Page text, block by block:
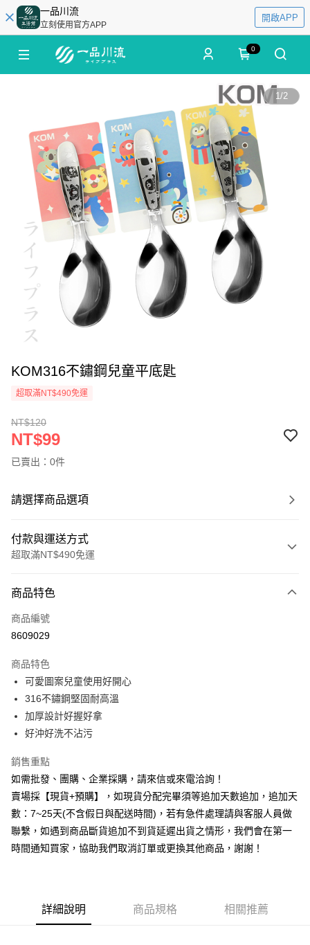
一品川流
立刻使用官方APP
開啟APP
0
1/2
KOM316不鏽鋼兒童平底匙
超取滿NT$490免運
NT$120
NT$99
已賣出：0件
請選擇商品選項
付款與運送方式
超取滿NT$490免運
信用卡一次付款
信用卡分期付款
合作金庫商業銀行
華南商業銀行
上海商業儲蓄銀行
國泰世華商業銀行
臺灣中小企業銀行
聯邦商業銀行
元大商業銀行
永豐商業銀行
台新國際商業銀行
中國信託商業銀行
台灣樂天信用卡公司
6 期 0 利率 每期
華南商業銀行
上海商業儲蓄銀行
國泰世華商業銀行
匯豐（台灣）商業銀行
聯邦商業銀行
遠東國際商業銀行
元大商業銀行
永豐商業銀行
玉山商業銀行
星展（台灣）商業銀行
台新國際商業銀行
台灣樂天信用卡公司
12 期 0 利率 每期 NT$8
合作金庫商業銀行
上海商業儲蓄銀行
國泰世華商業銀行
臺灣中小企業銀行
匯豐（台灣）商業銀行
華泰商業銀行
聯邦商業銀行
遠東國際商業銀行
元大商業銀行
永豐商業銀行
玉山商業銀行
星展（台灣）商業銀行
台新國際商業銀行
中國信託商業銀行
超商取貨付款
LINE Pay
Apple Pay
街口支付
悠遊付
全盈+PAY
【關於「AFTEE先享後付」】
AFTEE先享後付是「在收到商品之後才付款」的支付方式。 讓您購物簡單
便利好安心！
ATM付款
商品特色
商品編號
8609029
商品特色
可愛圖案兒童使用好開心
316不鏽鋼堅固耐高溫
加厚設計好握好拿
好沖好洗不沾污
銷售重點
如需批發、團購、企業採購，請來信或來電洽詢！
賣場採【現貨+預購】，如現貨分配完畢須等追加天數追加，追加天
數：7~25天(不含假日與配送時間)，若有急件處理請與客服人員做
聯繫，如遇到商品斷貨追加不到貨延遲出貨之情形，我們會在第一
時間通知買家，協助我們取消訂單或更換其他商品，謝謝！
詳細說明 商品規格 相關推薦